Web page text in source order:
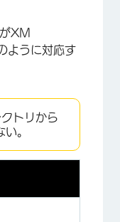
×
XM
ように対応す
トリから
。